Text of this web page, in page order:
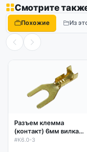
Смотрите
Похожие Из
Разъем клемма
(контакт) 6мм вилка
латунь под винт
#K6.0-3